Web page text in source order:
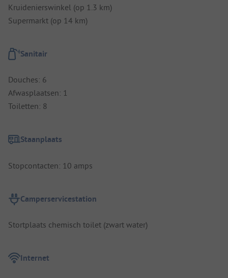
Kruidenierswinkel (op 1.3 km)
Supermarkt (op 14 km)
Sanitair
Douches: 6
Afwasplaatsen: 1
Toiletten: 8
Staanplaats
Stopcontacten: 10 amps
Camperservicestation
Stortplaats chemisch toilet (zwart water)
Internet